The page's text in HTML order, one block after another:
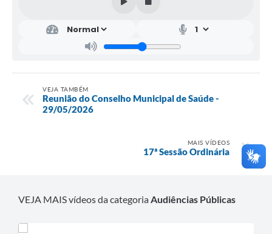
VEJA TAMBÉM
Reunião do Conselho Municipal de Saúde -
29/05/2026
MAIS VÍDEOS
17ª Sessão Ordinária
VEJA MAIS vídeos da categoriaAudiências Públicas